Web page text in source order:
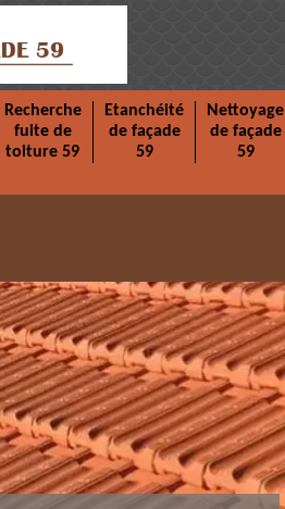
Recherche
fuite de
toiture 59
Etanchéité
de façade
59
Nettoyage
de façade
59